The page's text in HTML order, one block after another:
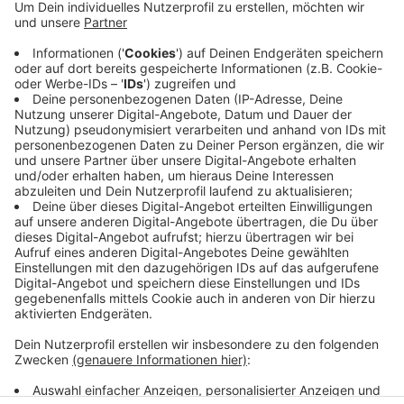
Markierungsarbeiten zu weiteren
Verkehrsbehinderungen kommen. Für die Zeit der
Arbeiten ist eine Umleitung eingerichtet.
Veröffentlicht:Freitag, 23.04.2021 07:52
Anzeige
Anzeige